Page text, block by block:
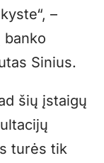
–
banko
Sinius.
šių įstaigų
turės tik